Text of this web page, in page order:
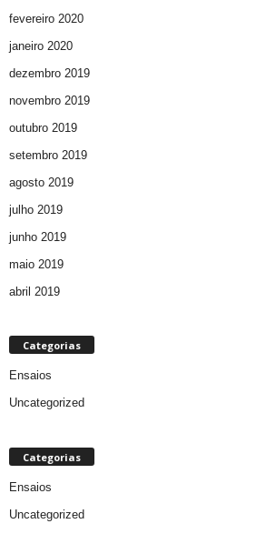
fevereiro 2020
janeiro 2020
dezembro 2019
novembro 2019
outubro 2019
setembro 2019
agosto 2019
julho 2019
junho 2019
maio 2019
abril 2019
Categorias
Ensaios
Uncategorized
Categorias
Ensaios
Uncategorized